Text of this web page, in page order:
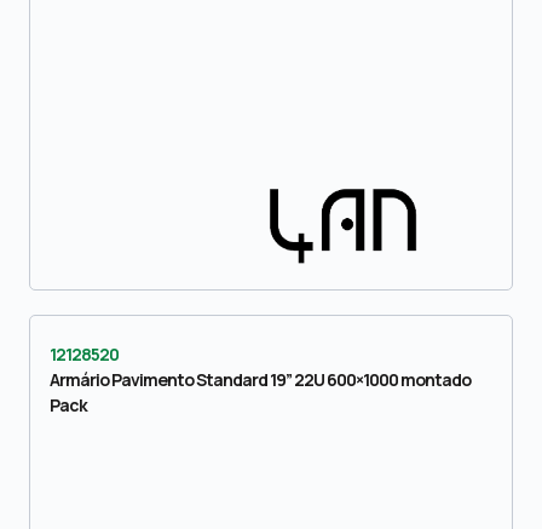
12128520
Armário Pavimento Standard 19” 22U 600×1000 montado
Pack